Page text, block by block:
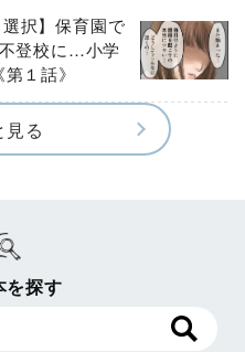
選択】保育園で
登校に…小学
１話》
見る
を探す